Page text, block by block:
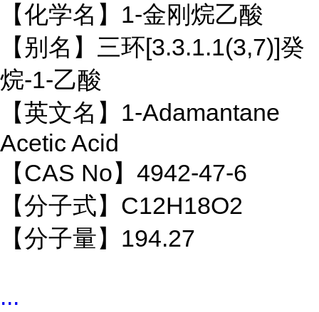
【化学名】1-金刚烷乙酸
【别名】三环[3.3.1.1(3,7)]癸
烷-1-乙酸
【英文名】1-Adamantane
Acetic Acid
【CAS No】4942-47-6
【分子式】C12H18O2
【分子量】194.27
...